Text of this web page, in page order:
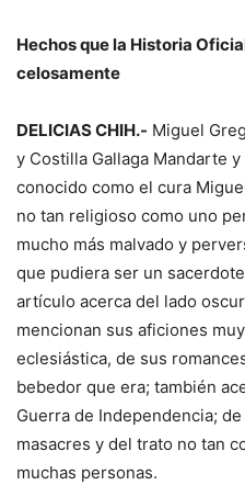
Hechos que la Historia
celosamente
DELICIAS CHIH.- Miguel
y Costilla Gallaga Mandarte
conocido como el cura
no tan religioso como uno
mucho más malvado y
que pudiera ser un
artículo acerca del lado
mencionan sus aficiones
eclesiástica, de sus
bebedor que era; también
Guerra de Independencia;
masacres y del trato no tan
muchas personas.